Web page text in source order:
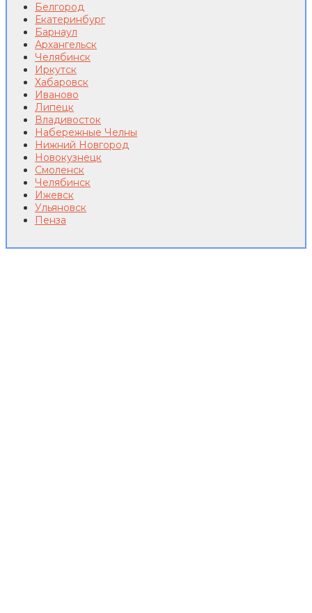
Белгород
Екатеринбург
Барнаул
Архангельск
Челябинск
Иркутск
Хабаровск
Иваново
Липецк
Владивосток
Набережные Челны
Нижний Новгород
Новокузнецк
Смоленск
Челябинск
Ижевск
Ульяновск
Пенза